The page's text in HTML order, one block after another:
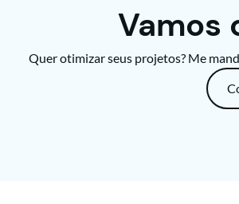
Vamos
Quer otimizar seus projetos? Me